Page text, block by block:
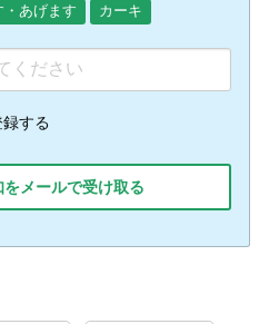
・あげます カーキ
する
メールで受け取る